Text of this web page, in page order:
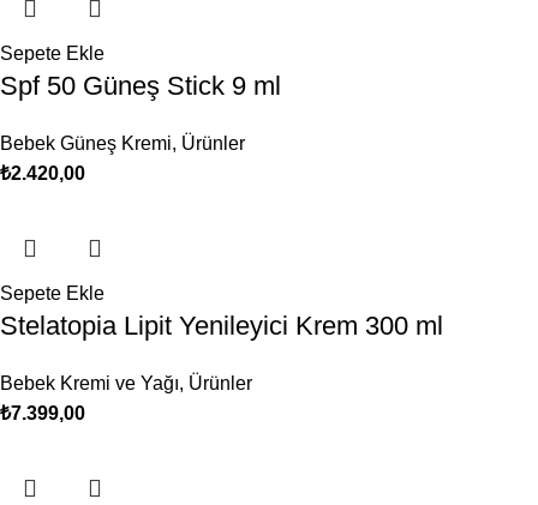
Sepete Ekle
Spf 50 Güneş Stick 9 ml
Bebek Güneş Kremi, Ürünler
₺2.420,00
Sepete Ekle
Stelatopia Lipit Yenileyici Krem 300 ml
Bebek Kremi ve Yağı, Ürünler
₺7.399,00